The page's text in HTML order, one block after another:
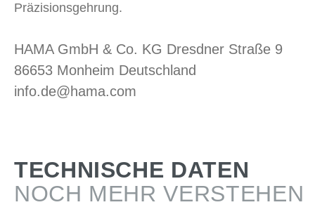
Präzisionsgehrung.
HAMA GmbH & Co. KG Dresdner Straße 9
86653 Monheim Deutschland
info.de@hama.com
TECHNISCHE DATEN
NOCH MEHR VERSTEHEN